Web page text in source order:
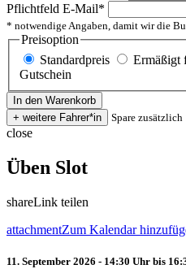
Pflichtfeld E-Mail*
* notwendige Angaben, damit wir die
Preisoption
Standardpreis
Ermäßigt
Gutschein
Spare
close
Üben Slot
shareLink teilen
attachmentZum Kalendar
11. September 2026 - 14:30 Uhr bis